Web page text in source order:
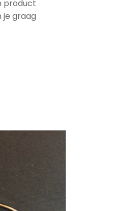
product
je graag